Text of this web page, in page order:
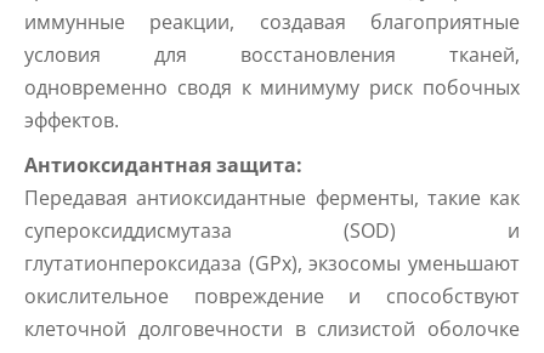
иммунные реакции, создавая благоприятные
условия для восстановления тканей,
одновременно сводя к минимуму риск побочных
эффектов.
Антиоксидантная защита:
Передавая антиоксидантные ферменты, такие как
супероксиддисмутаза (SOD) и
глутатионпероксидаза (GPx), экзосомы уменьшают
окислительное повреждение и способствуют
клеточной долговечности в слизистой оболочке